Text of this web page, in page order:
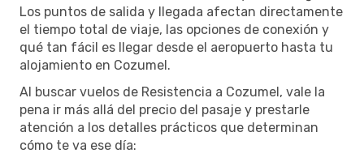
Los puntos de salida y llegada afectan directamente
el tiempo total de viaje, las opciones de conexión y
qué tan fácil es llegar desde el aeropuerto hasta tu
alojamiento en Cozumel.
Al buscar vuelos de Resistencia a Cozumel, vale la
pena ir más allá del precio del pasaje y prestarle
atención a los detalles prácticos que determinan
cómo te va ese día: